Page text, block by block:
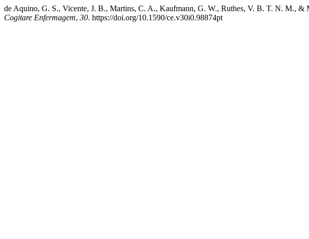
de Aquino, G. S., Vicente, J. B., Martins, C. A., Kaufmann, G. W., Ruthes, V. B. T. N. M., &
Cogitare Enfermagem, 30. https://doi.org/10.1590/ce.v30i0.98874pt